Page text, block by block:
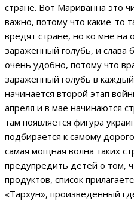
стране. Вот Мариванна это
важно, потому что какие-то
вредят стране, но ко мне на
зараженный голубь, и слава
очень удобно, потому что
зараженный голубь в
начинается второй этап
апреля и в мае начинаются
там появляется фигура
подбирается к самому
самая мощная волна таких
предупредить детей о том,
продуктов, список
«Тархун», произведенный